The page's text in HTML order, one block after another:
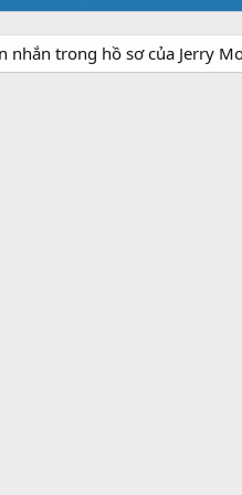
nhắn trong hồ sơ của Jerry